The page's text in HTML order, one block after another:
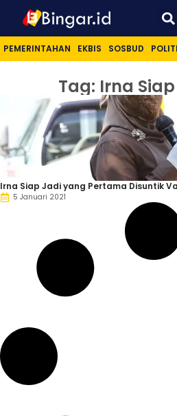
PEMERINTAHAN EKBIS SOSBUD
Tag: Irna
Irna Siap Jadi yang Pertama Disuntik
5 Januari 2021